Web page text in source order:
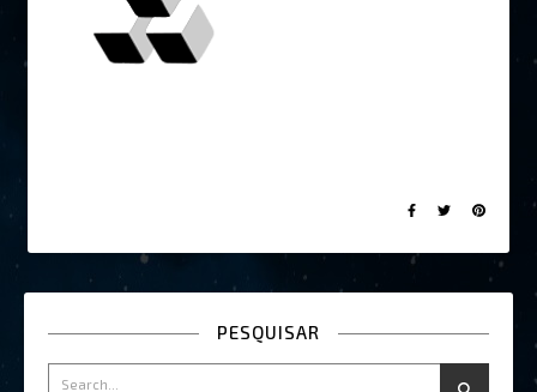
PESQUISAR